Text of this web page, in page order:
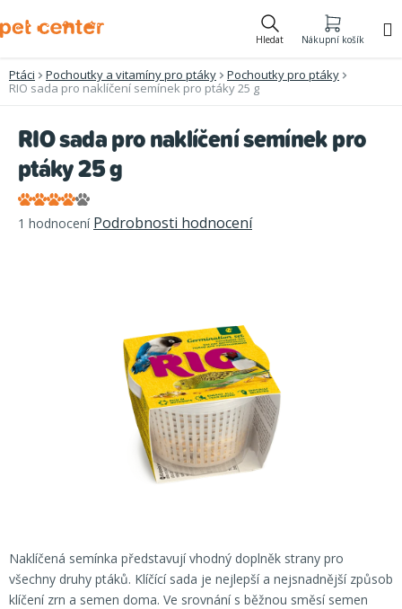
na
Hledat Nákupní košík
Ptáci Pochoutky a vitamíny pro ptáky
Pochoutky pro ptáky
RIO sada pro naklíčení semínek pro ptáky 25 g
Naklíčená semínka představují vhodný doplněk strany pro
všechny druhy ptáků. Klíčící sada je nejlepší a nejsnadnější způsob
klíčení zrn a semen doma. Ve srovnání s běžnou směsí semen
RIO sada pro naklíčení semínek pro
ptáky 25 g
Průměrné
hodnocení
1 hodnocení Podrobnosti hodnocení